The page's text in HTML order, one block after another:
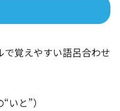
で覚えやすい語呂合わせ
いと”）